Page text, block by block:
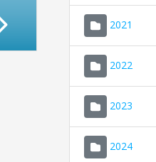
2021
2022
2023
2024